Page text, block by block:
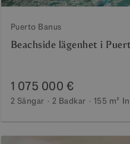
Puerto Banus
Beachside lägenhet i
1 075 000 €
2 Sängar 2 Badkar 155 m²